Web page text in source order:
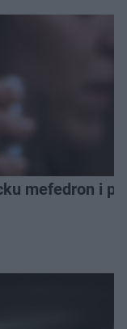
mefedron i